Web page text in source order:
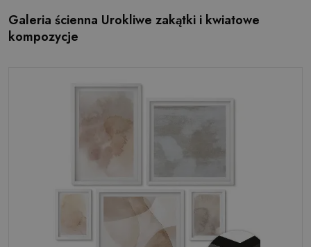
Galeria ścienna Urokliwe zakątki i kwiatowe
kompozycje